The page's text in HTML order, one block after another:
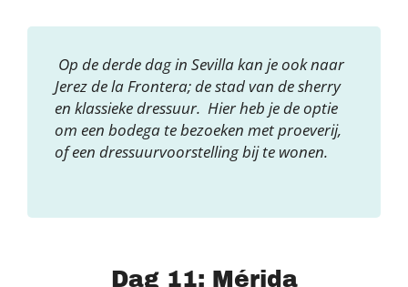
Op de derde dag in Sevilla kan je ook naar
Jerez de la Frontera; de stad van de sherry
en klassieke dressuur. Hier heb je de optie
om een bodega te bezoeken met proeverij,
of een dressuurvoorstelling bij te wonen.
Dag 11: Mérida